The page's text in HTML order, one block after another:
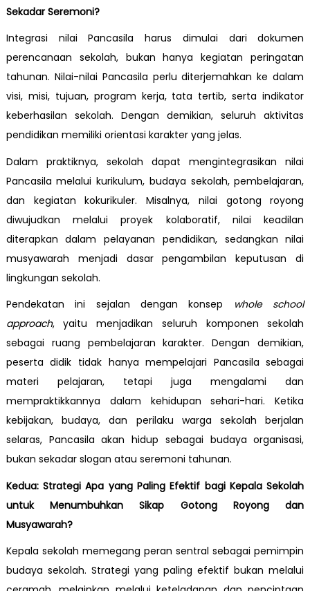
Sekadar Seremoni?
Integrasi nilai Pancasila harus dimulai dari dokumen
perencanaan sekolah, bukan hanya kegiatan peringatan
tahunan. Nilai-nilai Pancasila perlu diterjemahkan ke dalam
visi, misi, tujuan, program kerja, tata tertib, serta indikator
keberhasilan sekolah. Dengan demikian, seluruh aktivitas
pendidikan memiliki orientasi karakter yang jelas.
Dalam praktiknya, sekolah dapat mengintegrasikan nilai
Pancasila melalui kurikulum, budaya sekolah, pembelajaran,
dan kegiatan kokurikuler. Misalnya, nilai gotong royong
diwujudkan melalui proyek kolaboratif, nilai keadilan
diterapkan dalam pelayanan pendidikan, sedangkan nilai
musyawarah menjadi dasar pengambilan keputusan di
lingkungan sekolah.
Pendekatan ini sejalan dengan konsep
whole school
approach, yaitu menjadikan seluruh komponen sekolah
sebagai ruang pembelajaran karakter. Dengan demikian,
peserta didik tidak hanya mempelajari Pancasila sebagai
materi pelajaran, tetapi juga mengalami dan
mempraktikkannya dalam kehidupan sehari-hari. Ketika
kebijakan, budaya, dan perilaku warga sekolah berjalan
selaras, Pancasila akan hidup sebagai budaya organisasi,
bukan sekadar slogan atau seremoni tahunan.
Kedua: Strategi Apa yang Paling Efektif bagi Kepala Sekolah
untuk Menumbuhkan Sikap Gotong Royong dan
Musyawarah?
Kepala sekolah memegang peran sentral sebagai pemimpin
budaya sekolah. Strategi yang paling efektif bukan melalui